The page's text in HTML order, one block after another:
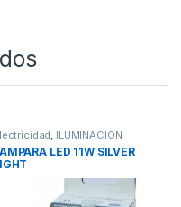
, ILUMINACION
LED 11W SILVER